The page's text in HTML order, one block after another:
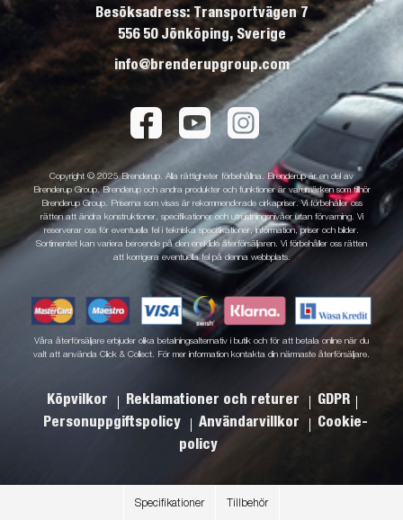
Specifikationer Tillbehör
Besöksadress: Transportvägen 7
556 50 Jönköping, Sverige
info@brenderupgroup.com
Copyright © 2025 Brenderup. Alla rättigheter förbehållna. Brenderup är en del av
Brenderup Group. Brenderup och andra produkter och funktioner är varumärken som tillhör
Brenderup Group. Priserna som visas är rekommenderade cirkapriser. Vi förbehåller oss
rätten att ändra konstruktioner, specifikationer och utrustningsnivåer utan förvarning. Vi
reserverar oss för eventuella fel i tekniska specifikationer, information, priser och bilder.
Sortimentet kan variera beroende på den enskilde återförsäljaren. Vi förbehåller oss rätten
att korrigera eventuella fel på denna webbplats.
Våra återförsäljare erbjuder olika betalningsalternativ i butik och för att betala online när du
valt att använda Click & Collect. För mer information kontakta din närmaste återförsäljare.
Köpvilkor Reklamationer och returer
GDPR
Personuppgiftspolicy
Användarvillkor
Cookie-
policy